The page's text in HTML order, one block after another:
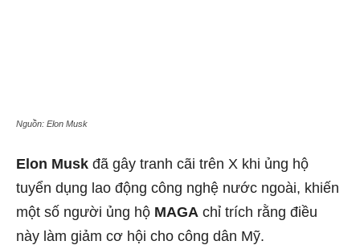
Nguồn: Elon Musk
Elon Musk đã gây tranh cãi trên X khi ủng hộ
tuyển dụng lao động công nghệ nước ngoài, khiến
một số người ủng hộ MAGA chỉ trích rằng điều
này làm giảm cơ hội cho công dân Mỹ.